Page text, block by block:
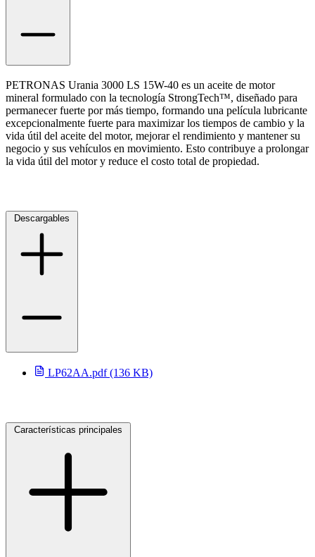
Sobre nosotros
Sucursales
Seguimiento de pedidos
¿Quieres trabajar en Antumalal?
Contacto
Reclamos
Regístrate como Mayorista
PETRONAS Urania 3000 LS 15W-40 es un aceite de motor
mineral formulado con la tecnología StrongTech™, diseñado para
permanecer fuerte por más tiempo, formando una película lubricante
excepcionalmente fuerte para maximizar los tiempos de cambio y la
vida útil del aceite del motor, mejorar el rendimiento y mantener su
negocio y sus vehículos en movimiento. Esto contribuye a prolongar
la vida útil del motor y reduce el costo total de propiedad.
Descargables
LP62AA.pdf (136 KB)
Características principales